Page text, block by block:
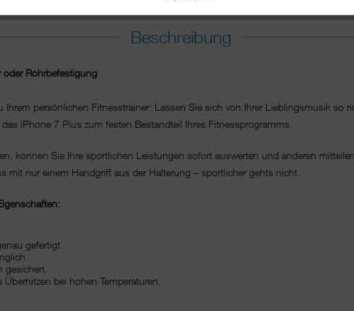
Beschreibung
Rohrbefestigung
persönlichen Fitnesstrainer: Lassen Sie sich von Ihrer Lieblingsmusik so
iPhone 7 Plus zum festen Bestandteil Ihres Fitnessprogramms.
können Sie Ihre sportlichen Leistungen sofort auswerten und anderen
mit nur einem Handgriff aus der Halterung – sportlicher gehts nicht.
gefertigt.
gesichert.
bei hohen Temperaturen.